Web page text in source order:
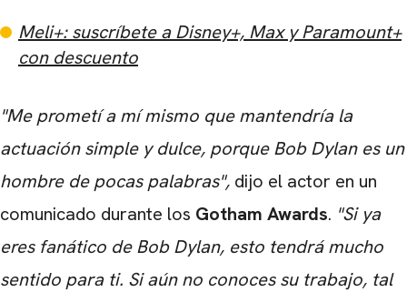
Meli+: suscríbete a Disney+, Max y Paramount+
con descuento
"Me prometí a mí mismo que mantendría la
actuación simple y dulce, porque Bob Dylan es un
hombre de pocas palabras", dijo el actor en un
comunicado durante los Gotham Awards. "Si ya
eres fanático de Bob Dylan, esto tendrá mucho
sentido para ti. Si aún no conoces su trabajo, tal